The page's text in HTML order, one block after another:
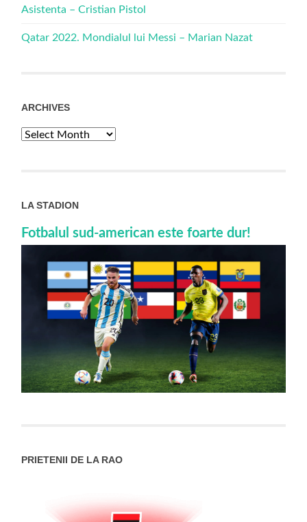
Asistenta – Cristian Pistol
Qatar 2022. Mondialul lui Messi – Marian Nazat
ARCHIVES
Archives
LA STADION
Fotbalul sud-american este foarte dur!
PRIETENII DE LA RAO